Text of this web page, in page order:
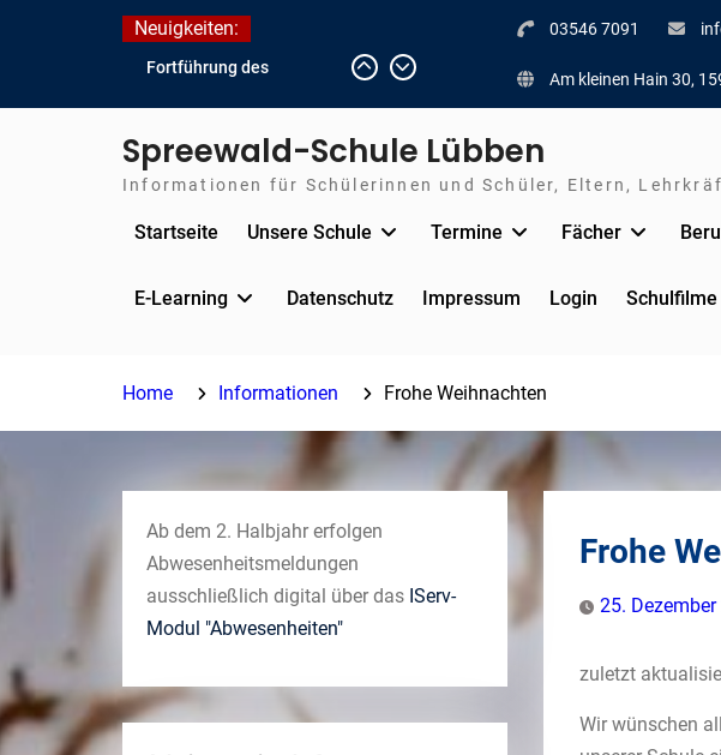
Neuigkeiten:
Fortführung des
Temperaturen (22.06. bis
voraussichtlich zum
Journalismus hautnah
Lübbener Insellauf 2026
03546 7091
Am kleinen Hain 30,
Spreewald-Schule Lübben
Informationen für Schülerinnen und Schüler, Eltern,
Startseite Unsere Schule Termine Fächer
E-Learning Datenschutz Impressum Login Schulfilme
Home Informationen Frohe Weihnachten
Frohe
25.
zuletzt
Wir wünschen
Ab dem 2. Halbjahr erfolgen
Abwesenheitsmeldungen
ausschließlich digital über das IServ-
Modul "Abwesenheiten"